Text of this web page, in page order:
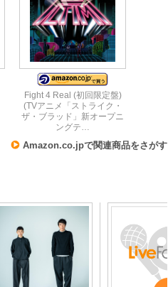
Fight 4 Real (初回限定盤)
(TVアニメ「ストライク・
ザ・ブラッド」新オープニ
ングテ…
Amazon.co.jpで関連商品をさがす